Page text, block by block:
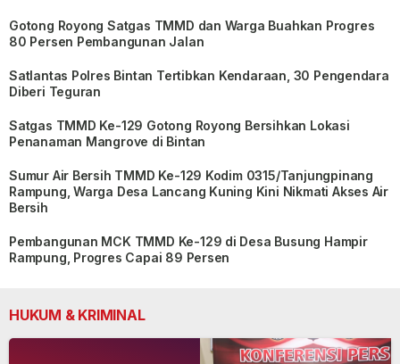
Gotong Royong Satgas TMMD dan Warga Buahkan Progres
80 Persen Pembangunan Jalan
Satlantas Polres Bintan Tertibkan Kendaraan, 30 Pengendara
Diberi Teguran
Satgas TMMD Ke-129 Gotong Royong Bersihkan Lokasi
Penanaman Mangrove di Bintan
Sumur Air Bersih TMMD Ke-129 Kodim 0315/Tanjungpinang
Rampung, Warga Desa Lancang Kuning Kini Nikmati Akses Air
Bersih
Pembangunan MCK TMMD Ke-129 di Desa Busung Hampir
Rampung, Progres Capai 89 Persen
HUKUM & KRIMINAL